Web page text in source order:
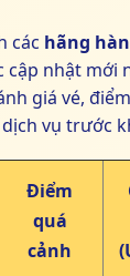
các hãng
cập nhật mới
giá vé,
vụ trước
Điểm
quá
cảnh